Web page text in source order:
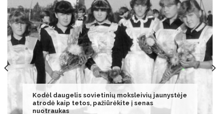
Šių 4 Zodiako ženklų finansai pagerės 2025 m.
vasario mėn